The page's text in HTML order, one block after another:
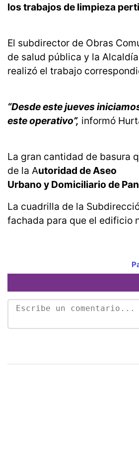
los trabajos de limpieza
El subdirector de Obras
de salud pública y la Alcaldía
realizó el trabajo
“Desde este jueves
este operativo”, informó
La gran cantidad de basura
de la Autoridad de Aseo
Urbano y Domiciliario de
La cuadrilla de la
fachada para que el edificio